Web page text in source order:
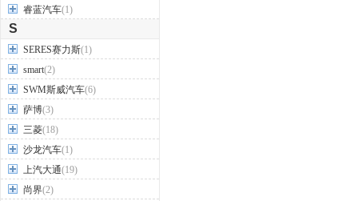
睿蓝汽车(1)
S
SERES赛力斯(1)
smart(2)
SWM斯威汽车(6)
萨博(3)
三菱(18)
沙龙汽车(1)
上汽大通(19)
尚界(2)